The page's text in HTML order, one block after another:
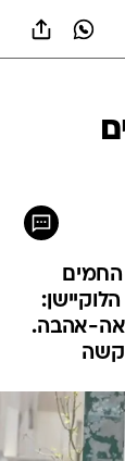
החמים
אה-אהבה.
קשה